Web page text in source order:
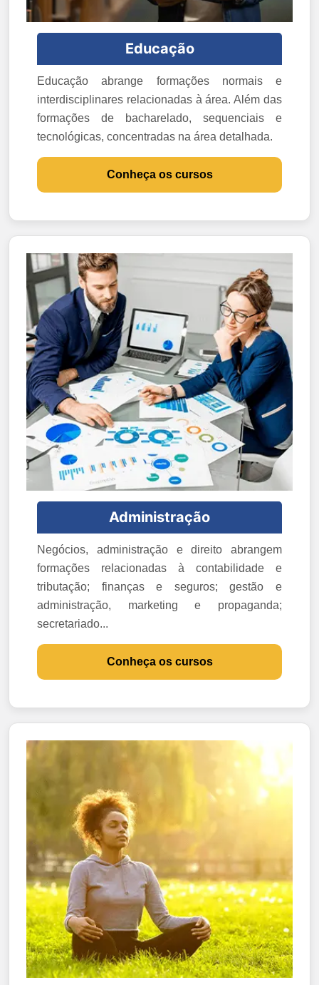
Educação
Educação abrange formações normais e
interdisciplinares relacionadas à área. Além das
formações de bacharelado, sequenciais e
tecnológicas, concentradas na área detalhada.
Conheça os cursos
Administração
Negócios, administração e direito abrangem
formações relacionadas à contabilidade e
tributação; finanças e seguros; gestão e
administração, marketing e propaganda;
secretariado...
Conheça os cursos